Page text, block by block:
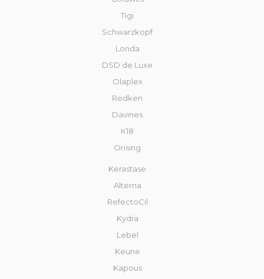
Tigi
Schwarzkopf
Londa
DSD de Luxe
Olaplex
Redken
Davines
К18
Orising
Kerastase
Alterna
RefectoCil
Kydra
Lebel
Keune
Kapous